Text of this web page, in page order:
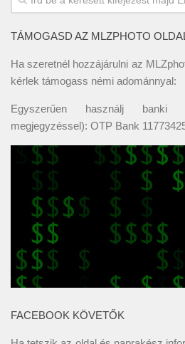
TÁMOGASD AZ MLZPHOTO
Ha szeretnél hozzájárulni az
kérlek támogass némi adománnyal:
Egyszerűen használj banki
megjegyzéssel): OTP Bank
FACEBOOK KÖVETŐK